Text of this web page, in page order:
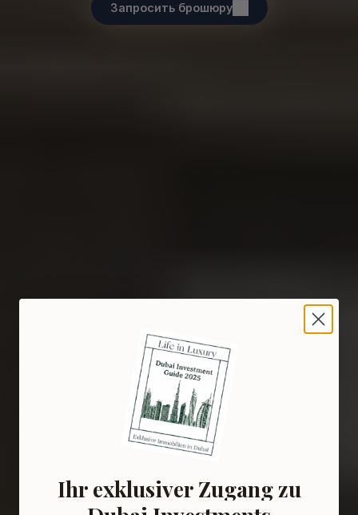
Запросить брошюру
Ihr exklusiver Zugang zu